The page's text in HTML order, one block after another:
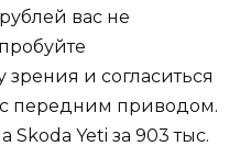
вас не
зрения и согласиться
передним приводом.
Skoda Yeti за 903 тыс.